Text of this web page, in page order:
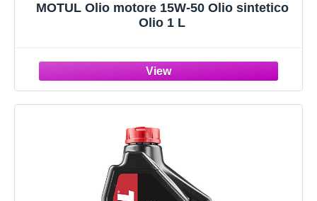
MOTUL Olio motore 15W-50 Olio sintetico
Olio 1 L